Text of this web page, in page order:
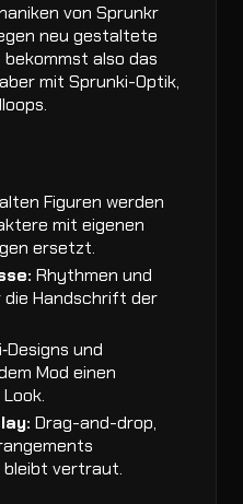
von Sprunkr
neu gestaltete
bekommst also das
mit Sprunki-Optik,
Figuren werden
mit eigenen
ersetzt.
Rhythmen und
die Handschrift der
und
Mod einen
Drag-and-drop,
bleibt vertraut.